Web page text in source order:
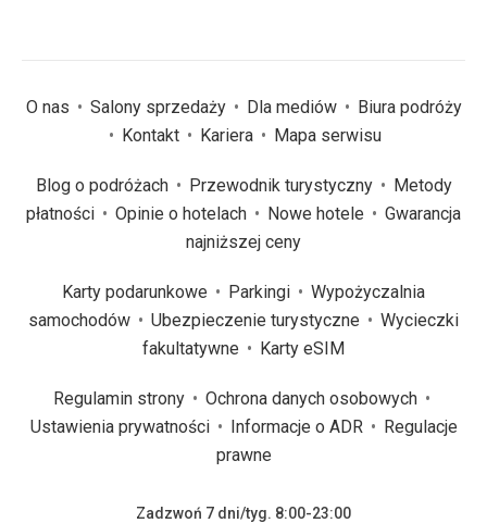
O nas Salony sprzedaży Dla mediów
Biura podróży
Kontakt
Kariera Mapa serwisu
Blog o podróżach Przewodnik turystyczny
Metody
płatności
Opinie o hotelach Nowe hotele
Gwarancja
najniższej ceny
Karty podarunkowe Parkingi
Wypożyczalnia
samochodów
Ubezpieczenie turystyczne
Wycieczki
fakultatywne
Karty eSIM
Regulamin strony
Ochrona danych osobowych
Ustawienia prywatności
Informacje o ADR
Regulacje
prawne
Zadzwoń 7 dni/tyg. 8:00-23:00